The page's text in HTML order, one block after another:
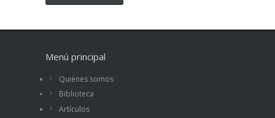
Menú principal
Quiénes somos
Biblioteca
Artículos